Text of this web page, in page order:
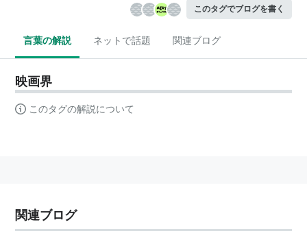
このタグでブログを書く
言葉の解説 ネットで話題 関連ブログ
映画界
このタグの解説について
関連ブログ